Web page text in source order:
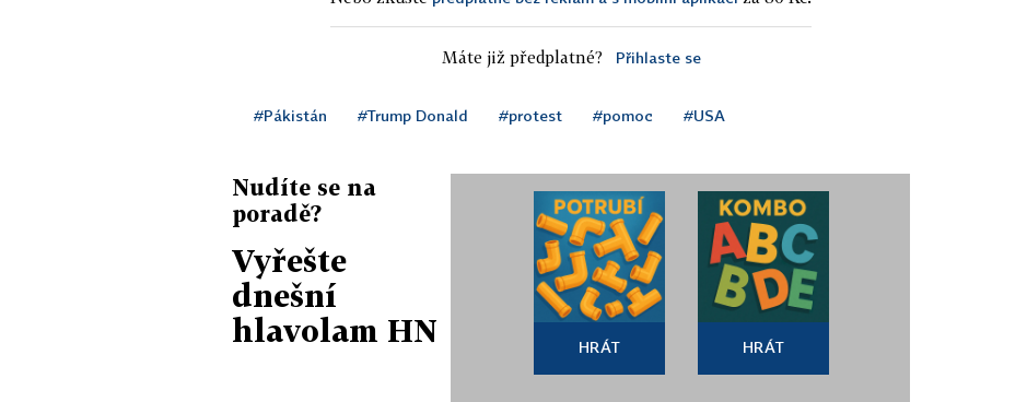
Máte již předplatné? Přihlaste se
#Pákistán #Trump Donald #protest #pomoc #USA
Nudíte se na
poradě?
Vyřešte
dnešní
hlavolam HN
HRÁT HRÁT